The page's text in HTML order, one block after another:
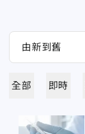
全部 即時